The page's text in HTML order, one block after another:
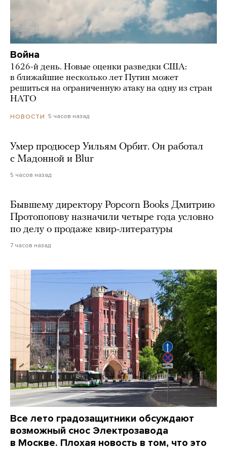
Война
1626-й день. Новые оценки разведки США:
в ближайшие несколько лет Путин может
решиться на ограниченную атаку на одну из стран
НАТО
НОВОСТИ 5 часов назад
Умер продюсер Уильям Орбит. Он работал
с Мадонной и Blur
5 часов назад
Бывшему директору Popcorn Books Дмитрию
Протопопову назначили четыре года условно
по делу о продаже квир-литературы
7 часов назад
Все лето градозащитники обсуждают
возможный снос Электрозавода
в Москве. Плохая новость в том, что это